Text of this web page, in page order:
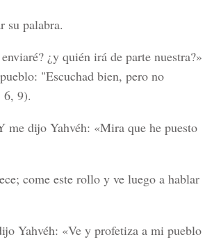
su palabra.
¿y quién irá de parte nuestra?»
"Escuchad bien, pero no
6, 9).
me dijo Yahvéh: «Mira que he puesto
come este rollo y ve luego a hablar
Yahvéh: «Ve y profetiza a mi pueblo